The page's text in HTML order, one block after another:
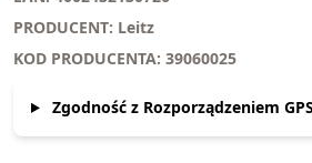
PRODUCENT: Leitz
KOD PRODUCENTA: 39060025
Zgodność z Rozporządzeniem